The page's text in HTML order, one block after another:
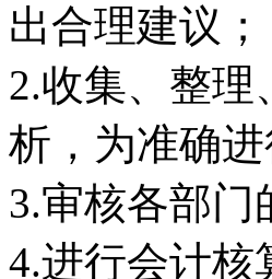
出合理建议；
2.收集、整理
析，为准确
3.审核各部门
4.进行会计核